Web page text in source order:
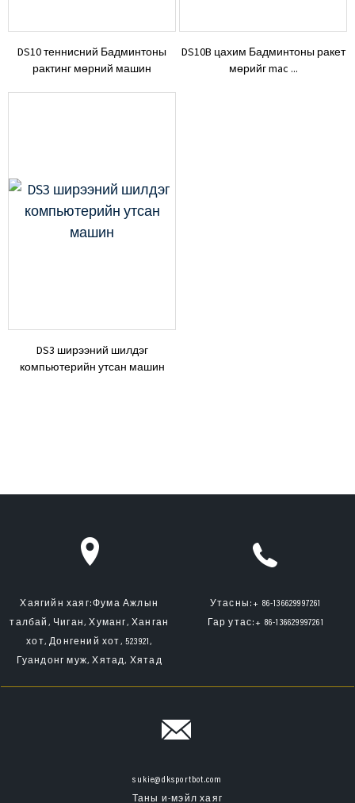
DS10 теннисний Бадминтоны
рактинг мөрний машин
DS10B цахим Бадминтоны ракет
мөрийг mac ...
DS3 ширээний шилдэг
компьютерийн утсан машин
Хаягийн хаяг:Фума Ажлын
талбай, Чиган, Хуманг, Ханган
хот, Донгений хот, 523921,
Гуандонг муж, Хятад, Хятад
Утасны:+ 86-136629997261
Гар утас:+ 86-136629997261
sukie@dksportbot.com
Таны и-мэйл хаяг